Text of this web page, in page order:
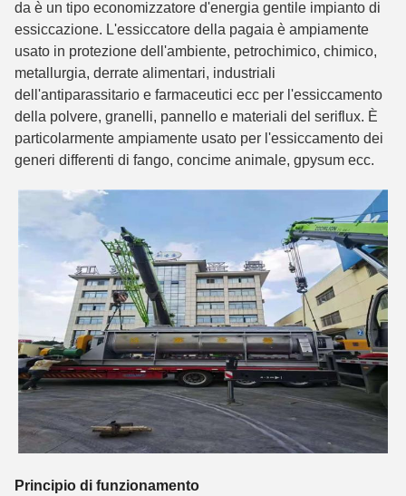
da è un tipo economizzatore d'energia gentile impianto di
essiccazione. L'essiccatore della pagaia è ampiamente
usato in protezione dell'ambiente, petrochimico, chimico,
metallurgia, derrate alimentari, industriali
dell'antiparassitario e farmaceutici ecc per l'essiccamento
della polvere, granelli, pannello e materiali del seriflux. È
particolarmente ampiamente usato per l'essiccamento dei
generi differenti di fango, concime animale, gpysum ecc.
Principio di funzionamento